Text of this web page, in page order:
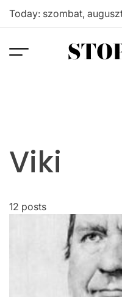
Skip
Today: szombat,
Viki
12 posts